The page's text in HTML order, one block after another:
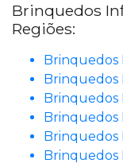
Brinquedos
Regiões:
Brinquedos
Brinquedos
Brinquedos
Brinquedos
Brinquedos
Brinquedos